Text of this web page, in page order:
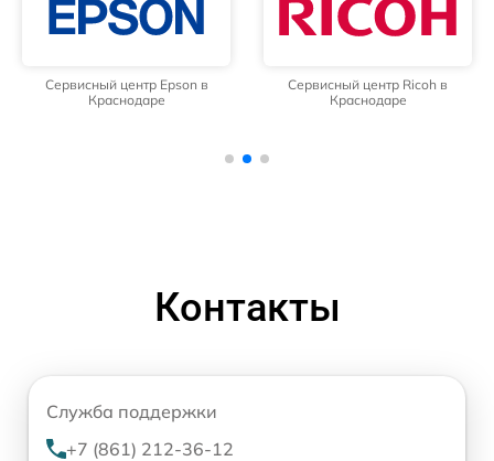
Сервисный центр Epson в
Краснодаре
Сервисный центр Ricoh в
Краснодаре
Контакты
Служба поддержки
+7 (861) 212-36-12